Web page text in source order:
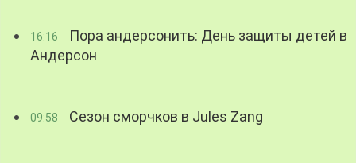
16:16
Пора андерсонить: День защиты детей в
Андерсон
09:58 Сезон сморчков в Jules Zang